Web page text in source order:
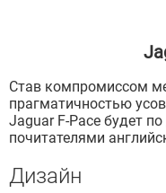
Став компромиссом
прагматичностью
Jaguar F-Pace будет
почитателями
Дизайн